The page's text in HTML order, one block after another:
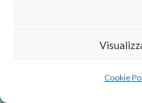
Cookie